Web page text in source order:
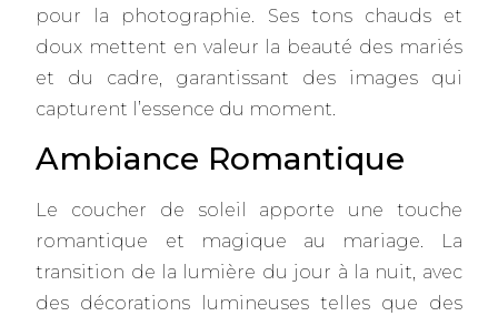
pour la photographie. Ses tons chauds et
doux mettent en valeur la beauté des mariés
et du cadre, garantissant des images qui
capturent l’essence du moment.
Ambiance Romantique
Le coucher de soleil apporte une touche
romantique et magique au mariage. La
transition de la lumière du jour à la nuit, avec
des décorations lumineuses telles que des